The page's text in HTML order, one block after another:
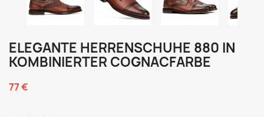
ELEGANTE HERRENSCHUHE 880 IN
KOMBINIERTER COGNACFARBE
77 €